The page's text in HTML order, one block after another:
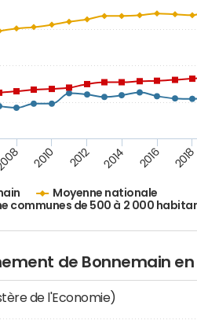
Moyenne nationale
communes de 500 à 2 000
2010 2012 2014 2016 2018
de Bonnemain en
de l'Economie)